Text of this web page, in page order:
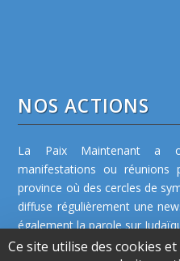
NOS ACTIONS
La Paix Maintenant a
manifestations ou réunions
province où des cercles de
diffuse régulièrement une
également la parole sur
Ce site utilise des cookies